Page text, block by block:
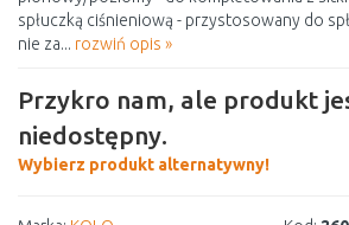
spłuczką ciśnieniową - przystosowany do
nie za... rozwiń opis »
Przykro nam, ale produkt
niedostępny.
Wybierz produkt alternatywny!